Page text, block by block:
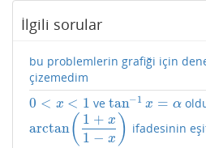
İlgili sorular
bu problemlerin grafiği için
çizemedim
0 < x < 1
0 <x< 1 vetan−1 x = α
tan−1x=α
arctan( 1 + x
1 − x )
arctan(1+ x1−x) ifadesinin